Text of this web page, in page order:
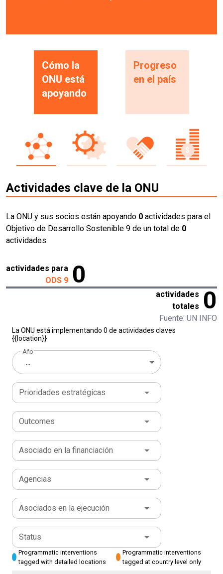
Cómo la
ONU está
apoyando
Progreso
en el país
Actividades clave de la ONU
La ONU y sus socios están apoyando 0 actividades para el
Objetivo de Desarrollo Sostenible 9 de un total de 0
actividades.
actividades para
ODS 9 0
actividades
totales 0
Fuente: UN INFO
La ONU está implementando 0 de actividades claves
{{location}}
Año
...
Prioridades estratégicas
Outcomes
Asociado en la financiación
Agencias
Asociados en la ejecución
Status
Programmatic interventions
tagged with detailed locations
Programmatic interventions
tagged at country level only